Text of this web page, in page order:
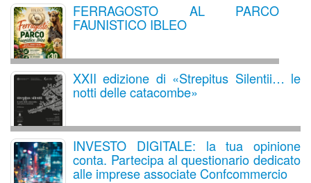
FERRAGOSTO AL PARCO
FAUNISTICO IBLEO
XXII edizione di «Strepitus Silentii… le
notti delle catacombe»
INVESTO DIGITALE: la tua opinione
conta. Partecipa al questionario dedicato
alle imprese associate Confcommercio